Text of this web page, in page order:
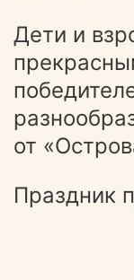
Дети и
от
Праздник